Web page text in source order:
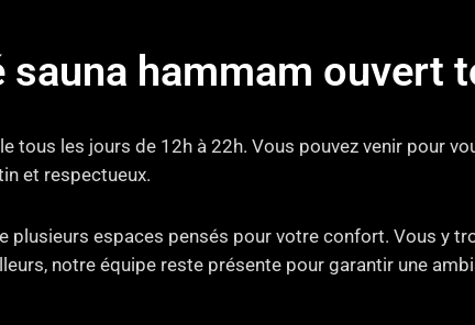
sauna hammam ouvert
tous les jours de 12h à 22h. Vous pouvez venir pour
et respectueux.
espaces pensés pour votre confort. Vous y
notre équipe reste présente pour garantir une